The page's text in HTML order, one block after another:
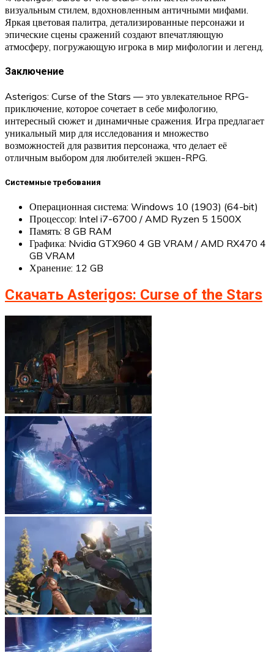
визуальным стилем, вдохновленным античными мифами.
Яркая цветовая палитра, детализированные персонажи и
эпические сцены сражений создают впечатляющую
атмосферу, погружающую игрока в мир мифологии и легенд.
Заключение
Asterigos: Curse of the Stars — это увлекательное RPG-
приключение, которое сочетает в себе мифологию,
интересный сюжет и динамичные сражения. Игра предлагает
уникальный мир для исследования и множество
возможностей для развития персонажа, что делает её
отличным выбором для любителей экшен-RPG.
Системные требования
Операционная система: Windows 10 (1903) (64-bit)
Процессор: Intel i7-6700 / AMD Ryzen 5 1500X
Память: 8 GB RAM
Графика: Nvidia GTX960 4 GB VRAM / AMD RX470 4
GB VRAM
Хранение: 12 GB
Скачать Asterigos: Curse of the Stars